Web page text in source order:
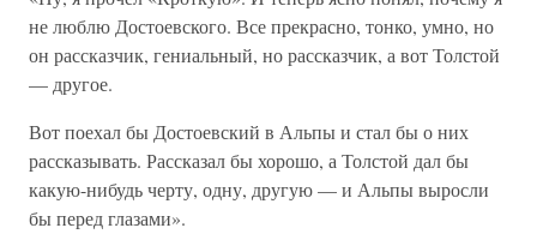
не люблю Достоевского. Все прекрасно, тонко, умно, но
он рассказчик, гениальный, но рассказчик, а вот Толстой
— другое.
Вот поехал бы Достоевский в Альпы и стал бы о них
рассказывать. Рассказал бы хорошо, а Толстой дал бы
какую-нибудь черту, одну, другую — и Альпы выросли
бы перед глазами».